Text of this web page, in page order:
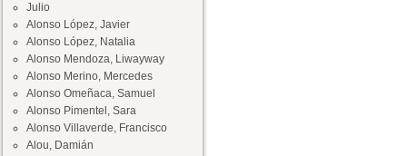
Julio
Alonso López, Javier
Alonso López, Natalia
Alonso Mendoza, Liwayway
Alonso Merino, Mercedes
Alonso Omeñaca, Samuel
Alonso Pimentel, Sara
Alonso Villaverde, Francisco
Alou, Damián